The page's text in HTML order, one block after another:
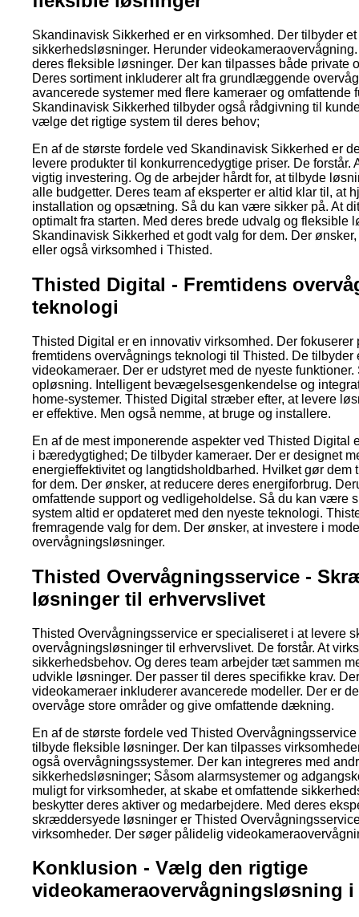
Skandinavisk Sikkerhed er en virksomhed. Der tilbyder
sikkerhedsløsninger. Herunder
deres fleksible løsninger. Der kan tilpasses både private
Deres sortiment inkluderer alt fra grundlæggende
avancerede systemer med flere kameraer og omfattende
Skandinavisk Sikkerhed tilbyder også rådgivning til
vælge det rigtige system til deres behov;
En af de største fordele ved Skandinavisk Sikkerhed er
levere produkter til konkurrencedygtige priser. De forstår.
vigtig investering. Og de arbejder hårdt for, at tilbyde
alle budgetter. Deres team af eksperter er altid klar til, at
installation og opsætning. Så du kan være sikker på. At
optimalt fra starten. Med deres brede udvalg og fleksible
Skandinavisk Sikkerhed et godt valg for dem. Der
eller også virksomhed i Thisted.
Thisted Digital - Fremtidens
teknologi
Thisted Digital er en innovativ virksomhed. Der fokuserer
fremtidens overvågnings teknologi til Thisted. De tilbyder
videokameraer. Der er udstyret med de nyeste funktioner.
opløsning. Intelligent bevægelsesgenkendelse og
home-systemer. Thisted Digital stræber efter, at levere
er effektive. Men også nemme, at bruge og installere.
En af de mest imponerende aspekter ved Thisted Digital
i bæredygtighed; De tilbyder kameraer. Der er designet
energieffektivitet og langtidsholdbarhed. Hvilket gør dem
for dem. Der ønsker, at reducere deres energiforbrug.
omfattende support og vedligeholdelse. Så du kan være
system altid er opdateret med den nyeste teknologi.
fremragende valg for dem. Der ønsker, at investere i
overvågningsløsninger.
Thisted Overvågningsservice -
løsninger til erhvervslivet
Thisted Overvågningsservice er specialiseret i at levere
overvågningsløsninger til erhvervslivet. De forstår. At
sikkerhedsbehov. Og deres team arbejder tæt sammen
udvikle løsninger. Der passer til deres specifikke krav.
videokameraer inkluderer avancerede modeller. Der er
overvåge store områder og give omfattende dækning.
En af de største fordele ved Thisted
tilbyde fleksible løsninger. Der kan tilpasses
også overvågningssystemer. Der kan integreres med
sikkerhedsløsninger; Såsom alarmsystemer og
muligt for virksomheder, at skabe et omfattende
beskytter deres aktiver og medarbejdere. Med deres
skræddersyede løsninger er Thisted
virksomheder. Der søger pålidelig
Konklusion - Vælg den rigtige
videokameraovervågningsløsning